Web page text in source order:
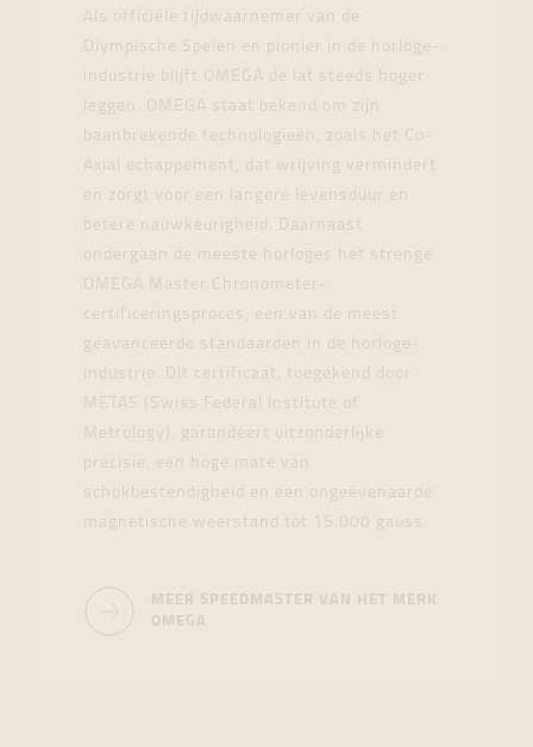
Als officiële tijdwaarnemer van de
Olympische Spelen en pionier in de horloge-
industrie blijft OMEGA de lat steeds hoger
leggen. OMEGA staat bekend om zijn
baanbrekende technologieën, zoals het Co-
Axial echappement, dat wrijving vermindert
en zorgt voor een langere levensduur en
betere nauwkeurigheid. Daarnaast
ondergaan de meeste horloges het strenge
OMEGA Master Chronometer-
certificeringsproces, een van de meest
geavanceerde standaarden in de horloge-
industrie. Dit certificaat, toegekend door
METAS (Swiss Federal Institute of
Metrology), garandeert uitzonderlijke
precisie, een hoge mate van
schokbestendigheid en een ongeëvenaarde
magnetische weerstand tot 15.000 gauss.
MEER SPEEDMASTER VAN HET MERK
OMEGA